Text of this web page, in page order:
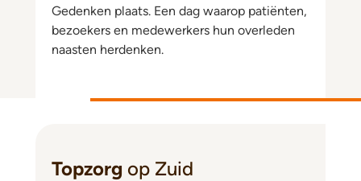
Gedenken plaats. Een dag waarop patiënten,
bezoekers en medewerkers hun overleden
naasten herdenken.
Topzorg op Zuid